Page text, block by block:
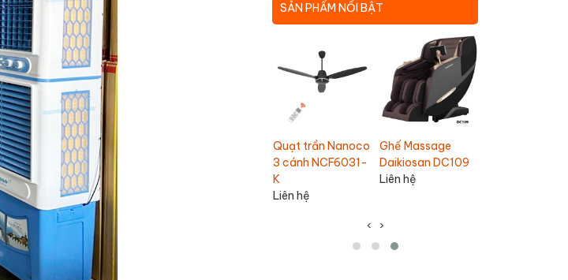
SẢN PHẨM NỔI BẬT
trần
Quạt trần
Chinghai SF2001
1,100,000
1,060,000 VNĐ
Ghế Massage
Daikiosan DC109
Liên hệ
Ghế Massage
Daikiosan DC110
Liên hệ
‹
›